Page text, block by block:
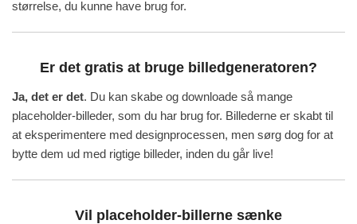
størrelse, du kunne have brug for.
Er det gratis at bruge billedgeneratoren?
Ja, det er det. Du kan skabe og downloade så mange
placeholder-billeder, som du har brug for. Billederne er skabt til
at eksperimentere med designprocessen, men sørg dog for at
bytte dem ud med rigtige billeder, inden du går live!
Vil placeholder-billerne sænke